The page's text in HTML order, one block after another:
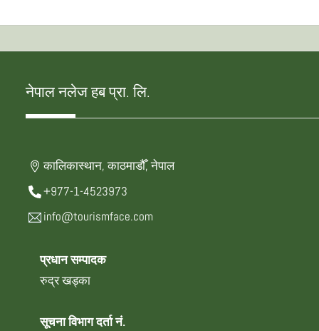
नेपाल नलेज हब प्रा. लि.
कालिकास्थान, काठमाडौँ, नेपाल
+977-1-4523973
info@tourismface.com
प्रधान सम्पादक
रुद्र खड्का
सूचना विभाग दर्ता नं.